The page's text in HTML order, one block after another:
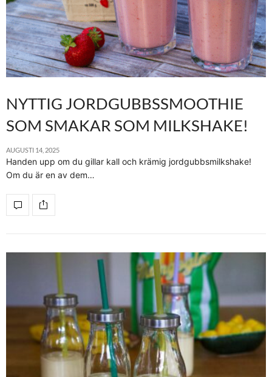
NYTTIG JORDGUBBSSMOOTHIE
SOM SMAKAR SOM MILKSHAKE!
AUGUSTI 14, 2025
Handen upp om du gillar kall och krämig jordgubbsmilkshake!
Om du är en av dem…